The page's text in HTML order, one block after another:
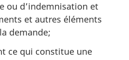
ou d’indemnisation et
et autres éléments
demande;
ce qui constitue une